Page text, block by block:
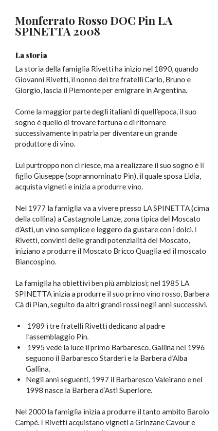
Monferrato Rosso DOC Pin LA
SPINETTA 2008
La storia
La storia della famiglia Rivetti ha inizio nel 1890, quando
Giovanni Rivetti, il nonno dei tre fratelli Carlo, Bruno e
Giorgio, lascia il Piemonte per emigrare in Argentina.
Come la maggior parte degli italiani di quell’epoca, il suo
sogno è quello di trovare fortuna e di ritornare
successivamente in patria per diventare un grande
produttore di vino.
Lui purtroppo non ci riesce, ma a realizzare il suo sogno è il
figlio Giuseppe (soprannominato Pin), il quale sposa Lidia,
acquista vigneti e inizia a produrre vino.
Nel 1977 la famiglia va a vivere presso LA SPINETTA (cima
della collina) a Castagnole Lanze, zona tipica del Moscato
d’Asti, un vino semplice e leggero da gustare con i dolci. I
Rivetti, convinti delle grandi potenzialità del Moscato,
iniziano a produrre il Moscato Bricco Quaglia ed il moscato
Biancospino.
La famiglia ha obiettivi ben più ambiziosi; nel 1985 LA
SPINETTA inizia a produrre il suo primo vino rosso, Barbera
Cà di Pian, seguito da altri grandi rossi negli anni successivi.
1989 i tre fratelli Rivetti dedicano al padre
l’assemblaggio Pin.
1995 vede la luce il primo Barbaresco, Gallina nel 1996
seguono il Barbaresco Starderi e la Barbera d’Alba
Gallina.
Negli anni seguenti, 1997 il Barbaresco Valeirano e nel
1998 nasce la Barbera d’Asti Superiore.
Nel 2000 la famiglia inizia a produrre il tanto ambito Barolo
Campè. I Rivetti acquistano vigneti a Grinzane Cavour e